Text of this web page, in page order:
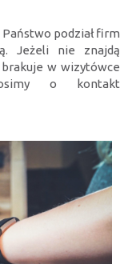
podział firm
Jeżeli nie znajdą
w wizytówce
o kontakt